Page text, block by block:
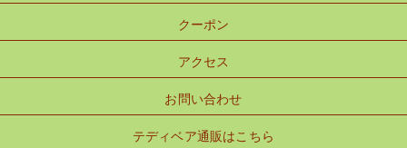
クーポン
アクセス
お問い合わせ
テディベア通販はこちら